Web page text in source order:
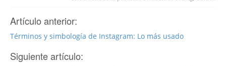
Artículo anterior:
Términos y simbología de Instagram: Lo más usado
Siguiente artículo: